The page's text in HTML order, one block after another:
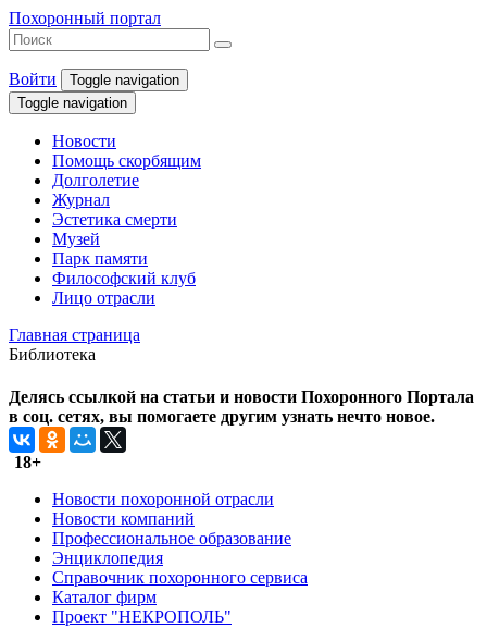
Похоронный портал
Войти
Toggle navigation
Toggle navigation
Новости
Помощь скорбящим
Долголетие
Журнал
Эстетика смерти
Музей
Парк памяти
Философский клуб
Лицо отрасли
Главная страница
Библиотека
Делясь ссылкой на статьи и новости Похоронного Портала
в соц. сетях, вы помогаете другим узнать нечто новое.
18+
Новости похоронной отрасли
Новости компаний
Профессиональное образование
Энциклопедия
Справочник похоронного сервиса
Каталог фирм
Проект "НЕКРОПОЛЬ"